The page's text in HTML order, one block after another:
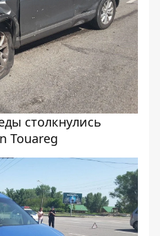
столкнулись
Touareg